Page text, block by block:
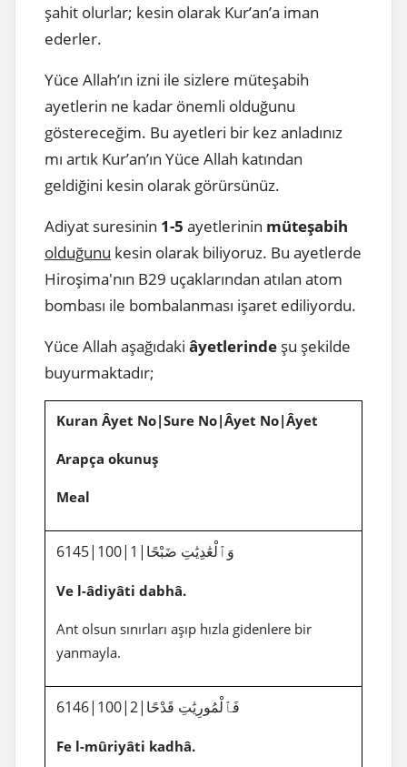
şahit olurlar; kesin olarak Kur’an’a iman
ederler.
Yüce Allah’ın izni ile sizlere müteşabih
ayetlerin ne kadar önemli olduğunu
göstereceğim. Bu ayetleri bir kez anladınız
mı artık Kur’an’ın Yüce Allah katından
geldiğini kesin olarak görürsünüz.
Adiyat suresinin 1-5 ayetlerinin müteşabih
olduğunu kesin olarak biliyoruz. Bu ayetlerde
Hiroşima'nın B29 uçaklarından atılan atom
bombası ile bombalanması işaret ediliyordu.
Yüce Allah aşağıdaki âyetlerinde şu şekilde
buyurmaktadır;
Kuran Âyet No|Sure No|Âyet No|Âyet
Arapça okunuş
Meal
6145|100|1|وَٱلْعَٰدِيَٰتِ ضَبْحًا
Ve l-âdiyâti dabhâ.
Ant olsun sınırları aşıp hızla gidenlere bir
yanmayla.
6146|100|2|فَٱلْمُورِيَٰتِ قَدْحًا
Fe l-mûriyâti kadhâ.